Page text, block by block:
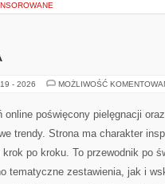
- 2026 MOŻLIWOŚĆ
poświęcony pielęgnacji
trendy. Strona ma charakter
po kroku. To przewodnik po
tematyczne zestawienia, jak i